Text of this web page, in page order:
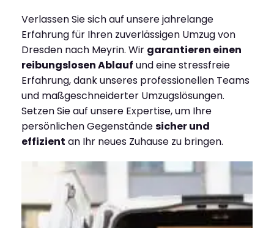
Verlassen Sie sich auf unsere jahrelange
Erfahrung für Ihren zuverlässigen Umzug von
Dresden nach Meyrin. Wir garantieren einen
reibungslosen Ablauf und eine stressfreie
Erfahrung, dank unseres professionellen Teams
und maßgeschneiderter Umzugslösungen.
Setzen Sie auf unsere Expertise, um Ihre
persönlichen Gegenständesicher und
effizient an Ihr neues Zuhause zu bringen.